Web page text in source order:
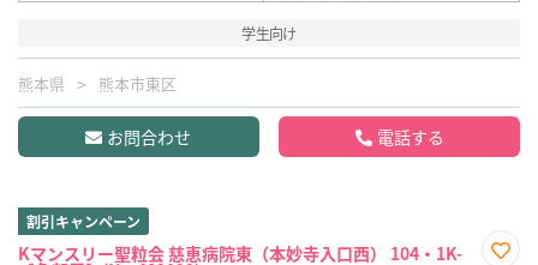
学生向け
熊本県 熊本市東区
お問合わせ 電話する
割引キャンペーン
Kマンスリー聖粒会 慈恵病院東（本妙寺入口西） 104・1K-